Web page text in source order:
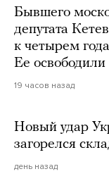
Бывшего
депутата
к четырем
Ее освободили
19 часов назад
Новый удар
загорелся
день назад